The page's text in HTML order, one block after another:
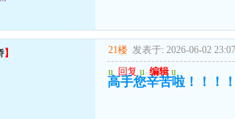
】 21楼 发表于: 2026-06-02 23:07
u 回复 u 编辑 u
高手您辛苦啦！！！